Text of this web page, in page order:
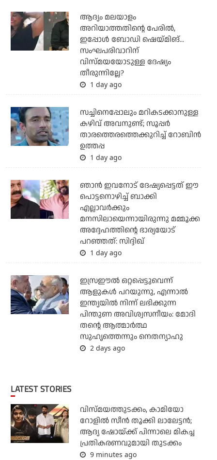
ആദ്യം മലയാളം
അറിയാത്തതിന്റെ പേരില്‍,
ഇപ്പോള്‍ ബോഡി ഷെയ്മിങ്...
സംഘപരിവാറിന്
വിസ്മയയോടുള്ള ദേഷ്യം
തീരുന്നില്ലേ?
1 day ago
സച്ചിനെപ്പോലും മറികടക്കാനുള്ള
കഴിവ് അവനുണ്ട്; സൂപ്പര്‍
താരത്തെരത്തെക്കുറിച്ച് റോബിന്‍
ഉത്തപ്പ
1 day ago
ഞാന്‍ ഇവനോട് ദേഷ്യപ്പെട്ടത് ഈ
പൊട്ടനൊഴിച്ച് ബാക്കി
എല്ലാവര്‍ക്കും
മനസിലായെന്നായിരുന്നു മമ്മൂക്ക
അദ്ദേഹത്തിന്റെ ഭാര്യയോട്
പറഞ്ഞത്: സിദ്ദിഖ്
1 day ago
ഇസ്രഈല്‍ ഒറ്റപ്പെട്ടുവെന്ന്
ആളുകള്‍ പറയുന്നു, എന്നാല്‍
ഇന്ത്യയില്‍ നിന്ന് ലഭിക്കുന്ന
പിന്തുണ അവിശ്വസനീയം: മോദി
തന്റെ ആത്മാര്‍ത്ഥ
സുഹൃത്തെന്നും നെതന്യാഹു
2 days ago
LATEST STORIES
വിസ്മയത്തുടക്കം, കാമിയോ
റോളില്‍ സീന്‍ തൂക്കി ലാലേട്ടന്‍;
ആദ്യ ഷോയ്ക്ക് പിന്നാലെ മികച്ച
പ്രതികരണവുമായി തുടക്കം
9 minutes ago